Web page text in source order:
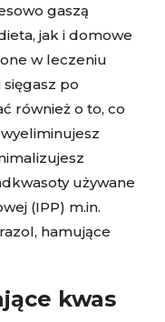
gaszą
jak i domowe
w leczeniu
po
również o to, co
używane
(IPP) m.in.
hamujące
kwas